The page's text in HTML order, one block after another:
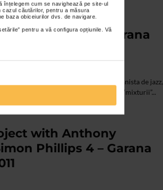
cum se navighează pe site-ul
căutărilor, pentru a măsura
baza obiceiurilor dvs. de navigare.
pentru a vă configura opțiunile. Vă
with Anthony
Phillips 5 – Garana
in Japonia. Este compozitoare si pianista de jazz,
sale, concertelor electrizante si “mixturii”...
with Anthony
Phillips 4 – Garana